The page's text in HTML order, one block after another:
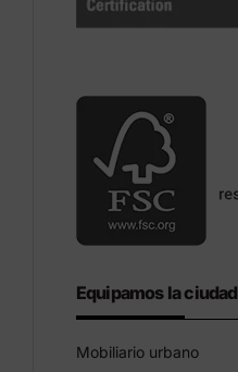
Equipamos la ciudad
Mobiliario urbano